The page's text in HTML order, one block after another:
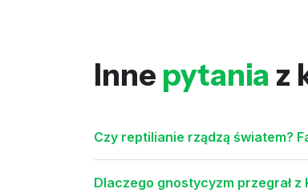
Inne pytania z
Czy reptilianie rządzą światem?
Dlaczego gnostycyzm przegrał z